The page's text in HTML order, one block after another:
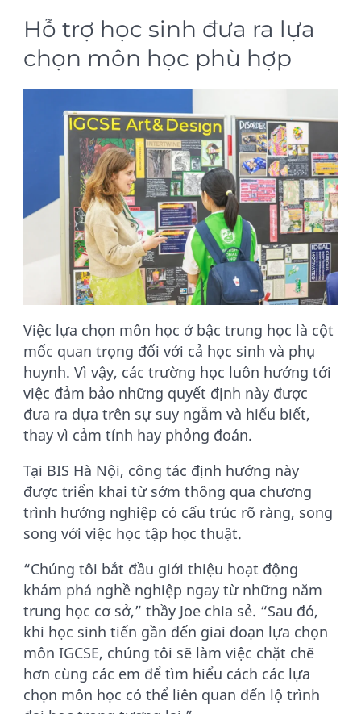
Hỗ trợ học sinh đưa ra lựa
chọn môn học phù hợp
Việc lựa chọn môn học ở bậc trung học là cột
mốc quan trọng đối với cả học sinh và phụ
huynh. Vì vậy, các trường học luôn hướng tới
việc đảm bảo những quyết định này được
đưa ra dựa trên sự suy ngẫm và hiểu biết,
thay vì cảm tính hay phỏng đoán.
Tại BIS Hà Nội, công tác định hướng này
được triển khai từ sớm thông qua chương
trình hướng nghiệp có cấu trúc rõ ràng, song
song với việc học tập học thuật.
“Chúng tôi bắt đầu giới thiệu hoạt động
khám phá nghề nghiệp ngay từ những năm
trung học cơ sở,” thầy Joe chia sẻ. “Sau đó,
khi học sinh tiến gần đến giai đoạn lựa chọn
môn IGCSE, chúng tôi sẽ làm việc chặt chẽ
hơn cùng các em để tìm hiểu cách các lựa
chọn môn học có thể liên quan đến lộ trình